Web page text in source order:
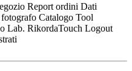
Report ordini Dati
Catalogo Tool
Lab. RikordaTouch Logout